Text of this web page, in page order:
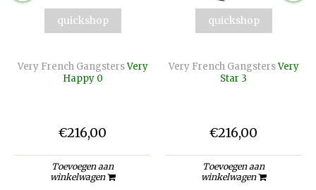
quickshop
Very French GangstersVery
Happy 0
€216,00
Toevoegen aan
winkelwagen
quickshop
Very French GangstersVery
Star 3
€216,00
Toevoegen aan
winkelwagen